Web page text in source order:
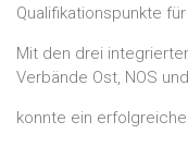
Qualifikationspunkte
Mit den drei
Verbände Ost, NOS
konnte ein